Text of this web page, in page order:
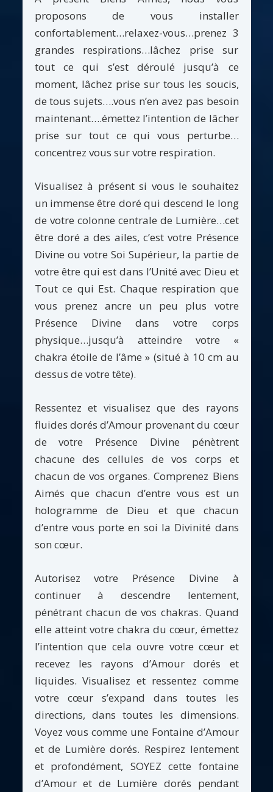
proposons de vous installer
confortablement…relaxez-vous…prenez 3
grandes respirations…lâchez prise sur
tout ce qui s’est déroulé jusqu’à ce
moment, lâchez prise sur tous les soucis,
de tous sujets….vous n’en avez pas besoin
maintenant….émettez l’intention de lâcher
prise sur tout ce qui vous perturbe…
concentrez vous sur votre respiration.
Visualisez à présent si vous le souhaitez
un immense être doré qui descend le long
de votre colonne centrale de Lumière…cet
être doré a des ailes, c’est votre Présence
Divine ou votre Soi Supérieur, la partie de
votre être qui est dans l’Unité avec Dieu et
Tout ce qui Est. Chaque respiration que
vous prenez ancre un peu plus votre
Présence Divine dans votre corps
physique…jusqu’à atteindre votre «
chakra étoile de l’âme » (situé à 10 cm au
dessus de votre tête).
Ressentez et visualisez que des rayons
fluides dorés d’Amour provenant du cœur
de votre Présence Divine pénètrent
chacune des cellules de vos corps et
chacun de vos organes. Comprenez Biens
Aimés que chacun d’entre vous est un
hologramme de Dieu et que chacun
d’entre vous porte en soi la Divinité dans
son cœur.
Autorisez votre Présence Divine à
continuer à descendre lentement,
pénétrant chacun de vos chakras. Quand
elle atteint votre chakra du cœur, émettez
l’intention que cela ouvre votre cœur et
recevez les rayons d’Amour dorés et
liquides. Visualisez et ressentez comme
votre cœur s’expand dans toutes les
directions, dans toutes les dimensions.
Voyez vous comme une Fontaine d’Amour
et de Lumière dorés. Respirez lentement
et profondément, SOYEZ cette fontaine
d’Amour et de Lumière dorés pendant